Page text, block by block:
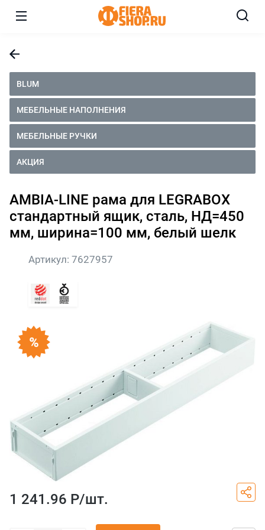
BLUM
МЕБЕЛЬНЫЕ НАПОЛНЕНИЯ
МЕБЕЛЬНЫЕ РУЧКИ
АКЦИЯ
AMBIA-LINE рама для LEGRABOX
стандартный ящик, сталь, НД=450
мм, ширина=100 мм, белый шелк
Артикул: 7627957
1 241.96 Р/шт.